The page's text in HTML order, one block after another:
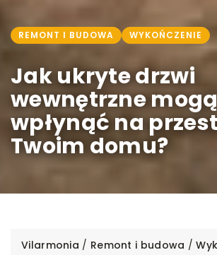
REMONT I BUDOWA WYKOŃCZENIE
Jak ukryte drzwi
wewnętrzne mogą
wpłynąć na
Twoim domu?
Vilarmonia / Remont i budowa /